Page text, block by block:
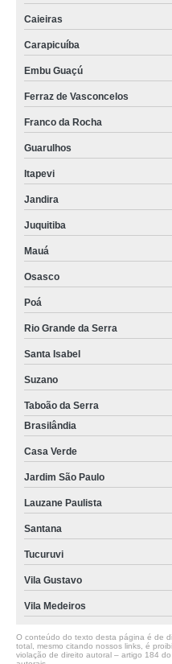
Caieiras
Carapicuíba
Embu Guaçú
Ferraz de Vasconcelos
Franco da Rocha
Guarulhos
Itapevi
Jandira
Juquitiba
Mauá
Osasco
Poá
Rio Grande da Serra
Santa Isabel
Suzano
Taboão da Serra
Brasilândia
Casa Verde
Jardim São Paulo
Lauzane Paulista
Santana
Tucuruvi
Vila Gustavo
Vila Medeiros
O conteúdo do texto desta página é de
total, mesmo citando nossos links, é
violação de direito autoral – artigo 184